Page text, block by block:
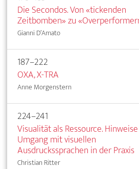
Die Secondos. Von «tickenden
Zeitbomben» zu
Gianni D’Amato
187–222
OXA, X-TRA
Anne Morgenstern
224–241
Visualität als Ressource.
Umgang mit visuellen
Ausdruckssprachen in der Praxis
Christian Ritter